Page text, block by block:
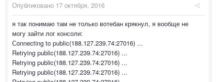
Опубликовано 17 октября, 2016
я так понимаю там не только вотебан крякнул, я вообще не
могу зайти лог консоли:
Сonnecting to public(188.127.239.74:27016) ...
Retrying public(188.127.239.74:27016) ...
Retrying public(188.127.239.74:27016) ...
Retrying public(188.127.239.74:27016) ...